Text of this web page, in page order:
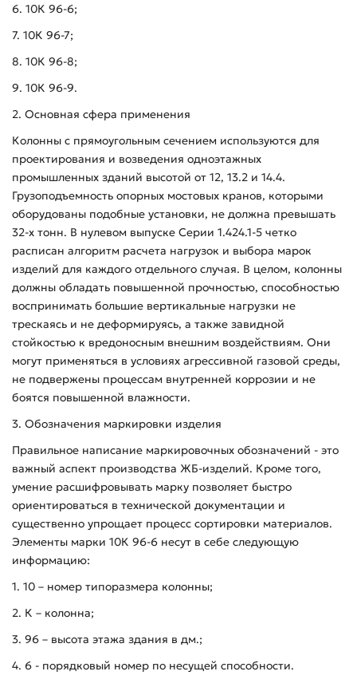
6. 10К 96-6;
7. 10К 96-7;
8. 10К 96-8;
9. 10К 96-9.
2. Основная сфера применения
Колонны с прямоугольным сечением используются для
проектирования и возведения одноэтажных
промышленных зданий высотой от 12, 13.2 и 14.4.
Грузоподъемность опорных мостовых кранов, которыми
оборудованы подобные установки, не должна превышать
32-х тонн. В нулевом выпуске Серии 1.424.1-5 четко
расписан алгоритм расчета нагрузок и выбора марок
изделий для каждого отдельного случая. В целом, колонны
должны обладать повышенной прочностью, способностью
воспринимать большие вертикальные нагрузки не
трескаясь и не деформируясь, а также завидной
стойкостью к вредоносным внешним воздействиям. Они
могут применяться в условиях агрессивной газовой среды,
не подвержены процессам внутренней коррозии и не
боятся повышенной влажности.
3. Обозначения маркировки изделия
Правильное написание маркировочных обозначений - это
важный аспект производства ЖБ-изделий. Кроме того,
умение расшифровывать марку позволяет быстро
ориентироваться в технической документации и
существенно упрощает процесс сортировки материалов.
Элементы марки 10К 96-6 несут в себе следующую
информацию:
1. 10 – номер типоразмера колонны;
2. К – колонна;
3. 96 – высота этажа здания в дм.;
4. 6 - порядковый номер по несущей способности.